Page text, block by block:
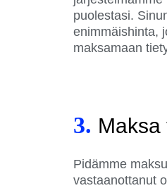
puolestasi.
enimmäishinta,
maksamaan
3. Maksa
Pidämme
vastaanottanut